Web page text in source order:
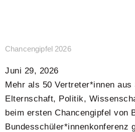
Chancengipfel 2026
Juni 29, 2026
Mehr als 50 Vertreter*innen
Elternschaft, Politik,
beim ersten Chancengipfel von
Bundesschüler*innenkonferenz